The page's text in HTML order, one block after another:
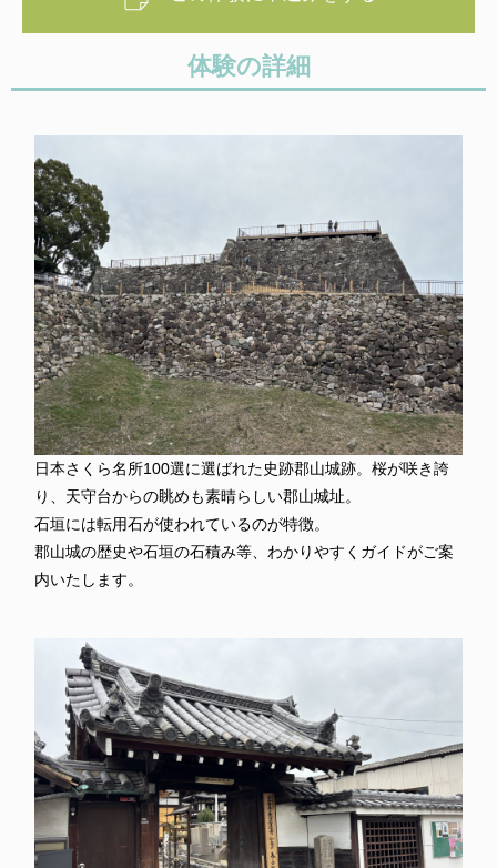
体験の詳細
日本さくら名所100選に選ばれた史跡郡山城跡。桜が咲き誇
り、天守台からの眺めも素晴らしい郡山城址。
石垣には転用石が使われているのが特徴。
郡山城の歴史や石垣の石積み等、わかりやすくガイドがご案
内いたします。